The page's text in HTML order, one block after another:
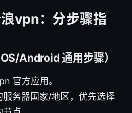
vpn：分步骤指
Android 通用步骤）
官方应用。
务器国家/地区，优先选择